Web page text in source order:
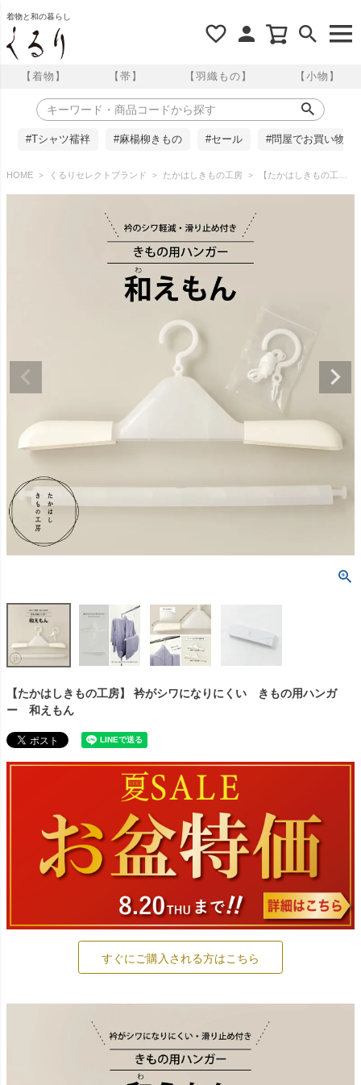
着物と和の暮らし
【着物】 【帯】 【羽織もの】 【小物】
#Tシャツ襦袢 #麻楊柳きもの #セール #問屋でお買い物
HOME くるりセレクトブランド たかはしきもの工房 【たかはしきもの工房】 衿がシワになりにくい きもの用ハンガー 和えもん
【たかはしきもの工房】 衿がシワになりにくい きもの用ハンガ
ー 和えもん
すぐにご購入される方はこちら